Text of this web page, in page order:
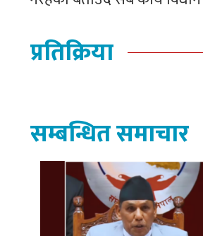
प्रतिक्रिया
सम्बन्धित समाचार